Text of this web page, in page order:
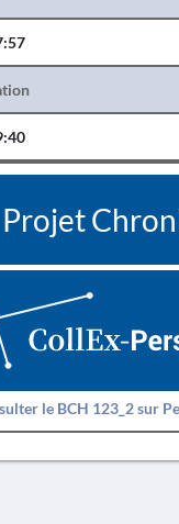
Projet
le BCH 123_2 sur